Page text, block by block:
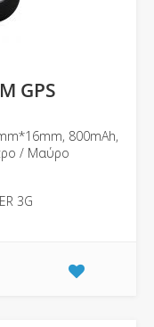
GPS
800mAh,
/ Μαύρο
3G